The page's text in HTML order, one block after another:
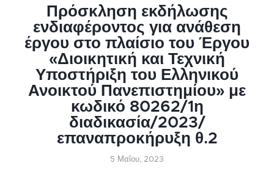
Πρόσκληση εκδήλωσης
ενδιαφέροντος για ανάθεση
έργου στο πλαίσιο του Έργου
«Διοικητική και Τεχνική
Υποστήριξη του Ελληνικού
Ανοικτού Πανεπιστημίου» με
κωδικό 80262/1η
διαδικασία/2023/
επαναπροκήρυξη θ.2
5 Μαΐου, 2023